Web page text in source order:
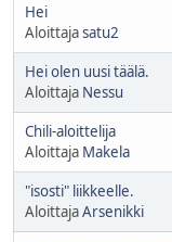
Hei
Aloittajasatu2
Hei olen uusi täälä.
Aloittaja Nessu
Chili-aloittelija
Aloittaja Makela
"isosti" liikkeelle.
AloittajaArsenikki